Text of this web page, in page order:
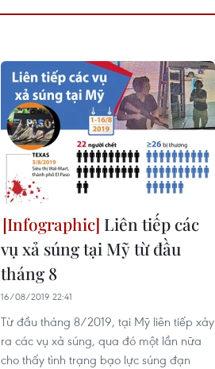
Liên tiếp các
vụ xả súng tại Mỹ từ đầu
tháng 8
16/08/2019 22:41
Từ đầu tháng 8/2019, tại Mỹ liên tiếp xảy
ra các vụ xả súng, qua đó một lần nữa
cho thấy tình trạng bạo lực súng đạn